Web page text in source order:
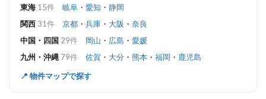
東海 15件 岐阜 ・ 愛知 ・ 静岡
関西 31件 京都 ・ 兵庫 ・ 大阪 ・ 奈良
中国・四国 29件 岡山 ・ 広島 ・ 愛媛
九州・沖縄 79件 佐賀 ・ 大分 ・ 熊本 ・ 福岡 ・ 鹿児島
📍 物件マップで探す